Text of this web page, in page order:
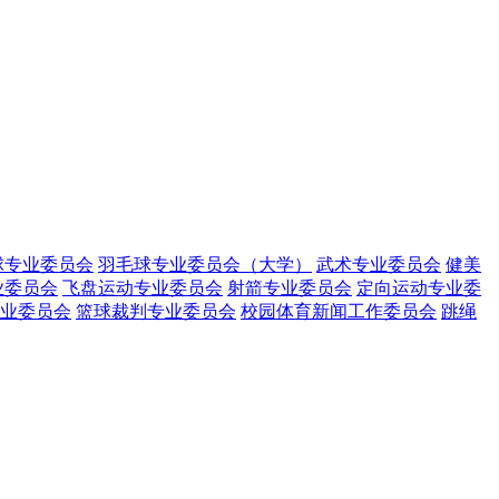
专业委员会 羽毛球专业委员会（大学） 武术专业委员会 健美
员会 飞盘运动专业委员会 射箭专业委员会 定向运动专业委
委员会 篮球裁判专业委员会 校园体育新闻工作委员会 跳绳